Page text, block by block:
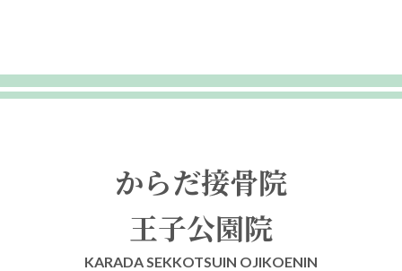
からだ接骨院
王子公園院
KARADA SEKKOTSUIN OJIKOENIN